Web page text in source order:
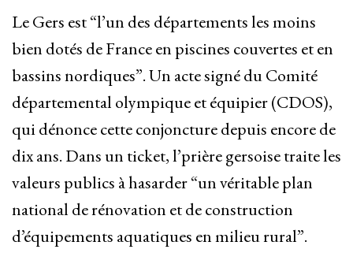
Le Gers est “l’un des départements les moins
bien dotés de France en piscines couvertes et en
bassins nordiques”. Un acte signé du Comité
départemental olympique et équipier (CDOS),
qui dénonce cette conjoncture depuis encore de
dix ans. Dans un ticket, l’prière gersoise traite les
valeurs publics à hasarder “un véritable plan
national de rénovation et de construction
d’équipements aquatiques en milieu rural”.